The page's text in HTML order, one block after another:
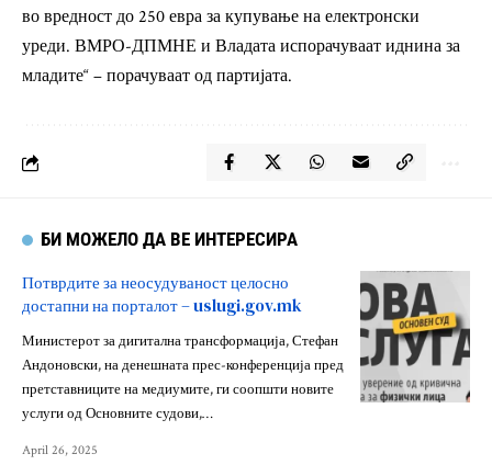
во вредност до 250 евра за купување на електронски
уреди. ВМРО-ДПМНЕ и Владата испорачуваат иднина за
младите“ – порачуваат од партијата.
БИ МОЖЕЛО ДА ВЕ ИНТЕРЕСИРА
Потврдите за неосудуваност целосно
достапни на порталот – uslugi.gov.mk
Министерот за дигитална трансформација, Стефан
Андоновски, на денешната прес-конференција пред
претставниците на медиумите, ги соопшти новите
услуги од Основните судови,…
April 26, 2025